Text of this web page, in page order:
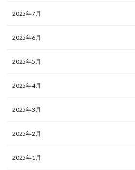
2025年7月
2025年6月
2025年5月
2025年4月
2025年3月
2025年2月
2025年1月